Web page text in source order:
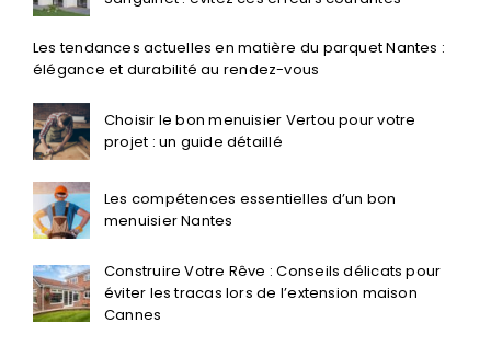
Les tendances actuelles en matière du parquet Nantes :
élégance et durabilité au rendez-vous
Choisir le bon menuisier Vertou pour votre
projet : un guide détaillé
Les compétences essentielles d’un bon
menuisier Nantes
Construire Votre Rêve : Conseils délicats pour
éviter les tracas lors de l’extension maison
Cannes